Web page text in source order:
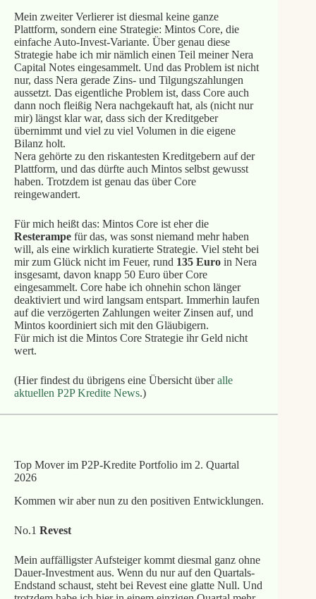
Mein zweiter Verlierer ist diesmal keine ganze
Plattform, sondern eine Strategie: Mintos Core, die
einfache Auto-Invest-Variante. Über genau diese
Strategie habe ich mir nämlich einen Teil meiner Nera
Capital Notes eingesammelt. Und das Problem ist nicht
nur, dass Nera gerade Zins- und Tilgungszahlungen
aussetzt. Das eigentliche Problem ist, dass Core auch
dann noch fleißig Nera nachgekauft hat, als (nicht nur
mir) längst klar war, dass sich der Kreditgeber
übernimmt und viel zu viel Volumen in die eigene
Bilanz holt.
Nera gehörte zu den riskantesten Kreditgebern auf der
Plattform, und das dürfte auch Mintos selbst gewusst
haben. Trotzdem ist genau das über Core
reingewandert.
Für mich heißt das: Mintos Core ist eher die
Resterampefür das, was sonst niemand mehr haben
will, als eine wirklich kuratierte Strategie. Viel steht bei
mir zum Glück nicht im Feuer, rund 135 Euroin Nera
insgesamt, davon knapp 50 Euro über Core
eingesammelt. Core habe ich ohnehin schon länger
deaktiviert und wird langsam entspart. Immerhin laufen
auf die verzögerten Zahlungen weiter Zinsen auf, und
Mintos koordiniert sich mit den Gläubigern.
Für mich ist die Mintos Core Strategie ihr Geld nicht
wert.
(Hier findest du übrigens eine Übersicht überalle
aktuellen P2P Kredite News.)
Top Mover im P2P-Kredite Portfolio im 2. Quartal
2026
Kommen wir aber nun zu den positiven Entwicklungen.
No.1 Revest
Mein auffälligster Aufsteiger kommt diesmal ganz ohne
Dauer-Investment aus. Wenn du nur auf den Quartals-
Endstand schaust, steht bei Revest eine glatte Null. Und